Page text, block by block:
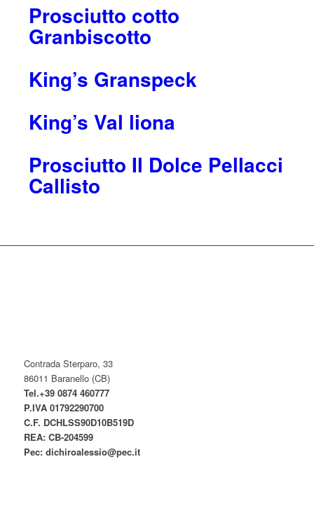
Prosciutto cotto
Granbiscotto
King’s Granspeck
King’s Val liona
Prosciutto Il Dolce Pellacci
Callisto
Contrada Sterparo, 33
86011 Baranello (CB)
Tel.+39 0874 460777
P.IVA 01792290700
C.F. DCHLSS90D10B519D
REA: CB-204599
Pec: dichiroalessio@pec.it